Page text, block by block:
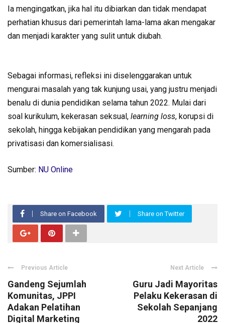
Ia mengingatkan, jika hal itu dibiarkan dan tidak mendapat
perhatian khusus dari pemerintah lama-lama akan mengakar
dan menjadi karakter yang sulit untuk diubah.
Sebagai informasi, refleksi ini diselenggarakan untuk
mengurai masalah yang tak kunjung usai, yang justru menjadi
benalu di dunia pendidikan selama tahun 2022. Mulai dari
soal kurikulum, kekerasan seksual, learning loss, korupsi di
sekolah, hingga kebijakan pendidikan yang mengarah pada
privatisasi dan komersialisasi.
Sumber: NU Online
Share on Facebook Share on Twitter
Previous Article
Gandeng Sejumlah
Komunitas, JPPI
Adakan Pelatihan
Digital Marketing
Next Article
Guru Jadi Mayoritas
Pelaku Kekerasan di
Sekolah Sepanjang
2022